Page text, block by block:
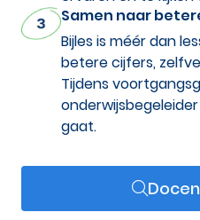
Samen naar
Bijles is méér dan
betere cijfers,
Tijdens
gaat.